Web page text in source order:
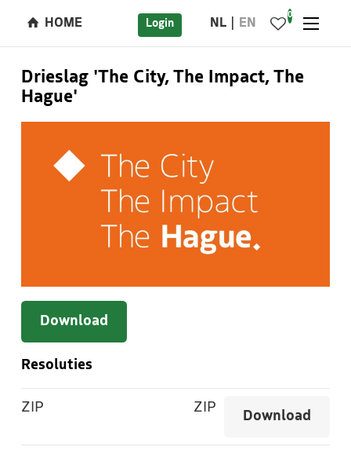
HOME Login NL EN
0
Drieslag 'The City, The Impact, The
Hague'
Download
Resoluties
ZIP ZIP
Download